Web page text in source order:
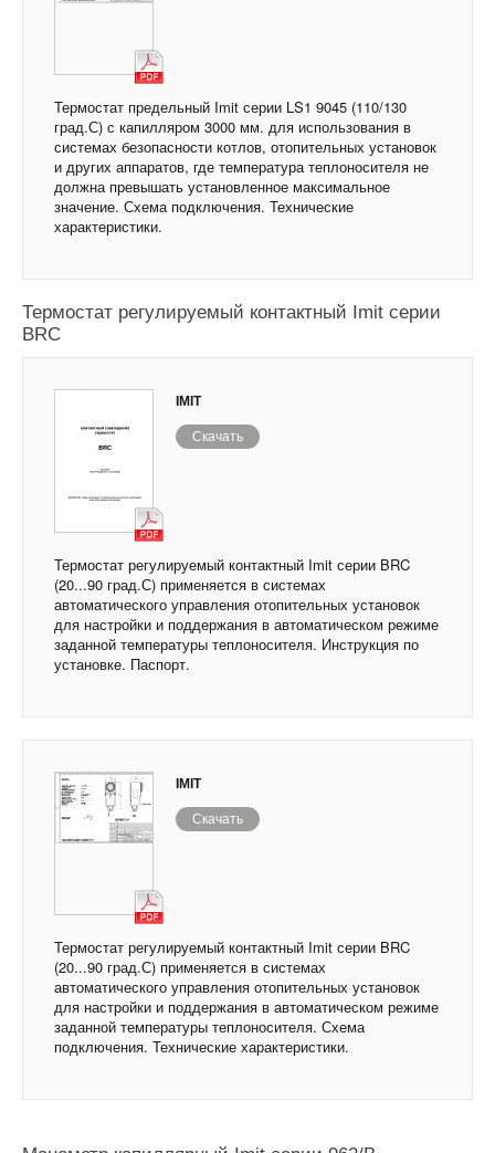
Термостат предельный Imit серии LS1 9045 (110/130
град.С) с капилляром 3000 мм. для использования в
системах безопасности котлов, отопительных установок
и других аппаратов, где температура теплоносителя не
должна превышать установленное максимальное
значение. Схема подключения. Технические
характеристики.
Термостат регулируемый контактный Imit серии
BRC
IMIT
Скачать
Термостат регулируемый контактный Imit серии BRC
(20...90 град.С) применяется в системах
автоматического управления отопительных установок
для настройки и поддержания в автоматическом режиме
заданной температуры теплоносителя. Инструкция по
установке. Паспорт.
IMIT
Скачать
Термостат регулируемый контактный Imit серии BRC
(20...90 град.С) применяется в системах
автоматического управления отопительных установок
для настройки и поддержания в автоматическом режиме
заданной температуры теплоносителя. Схема
подключения. Технические характеристики.